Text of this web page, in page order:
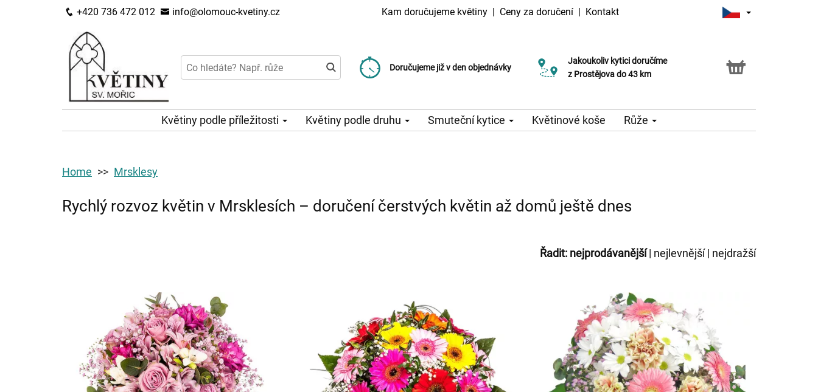
+420 736 472 012 info@olomouc-kvetiny.cz Kam doručujeme květiny | Ceny za doručení | Kontakt
Doručujeme již v den objednávky
Doručujeme již od 99 Kč
Možný výběr času a dne doručení
Jakoukoliv kytici doručíme
z Prostějova do 43 km
Květiny podle příležitosti Květiny podle druhu Smuteční kytice Květinové koše Růže
Home Mrsklesy
Rychlý rozvoz květin v Mrsklesích – doručení čerstvých květin až domů ještě dnes
Řadit: nejprodávanější| nejlevnější| nejdražší